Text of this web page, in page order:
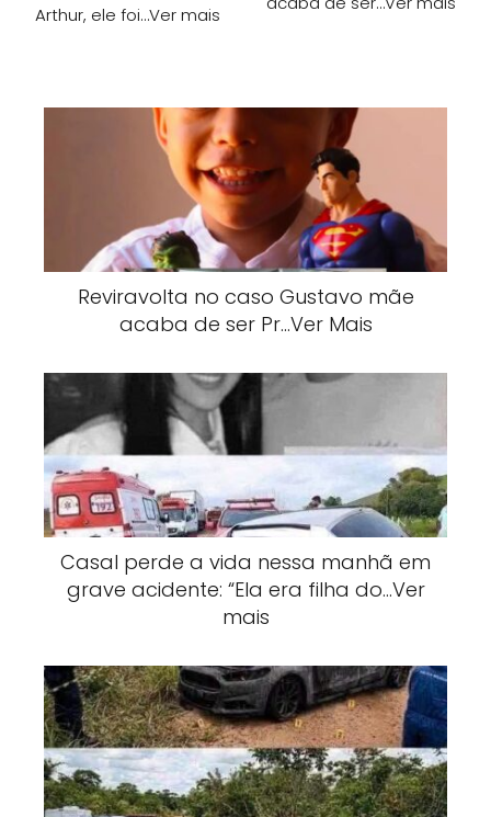
Arthur, ele foi…Ver mais
Reviravolta no caso Gustavo mãe
acaba de ser Pr…Ver Mais
Casal perde a vida nessa manhã em
grave acidente: “Ela era filha do…Ver
mais